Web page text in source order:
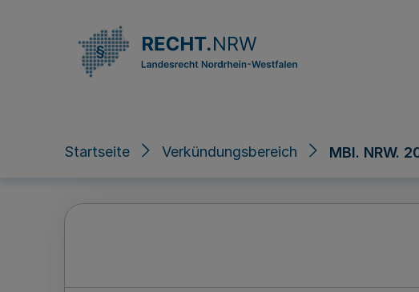
Startseite Verkündungsbereich MBl. NRW.